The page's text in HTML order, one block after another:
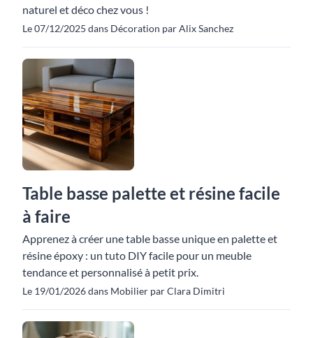
naturel et déco chez vous !
Le 07/12/2025 dans Décoration par Alix Sanchez
Table basse palette et résine facile
à faire
Apprenez à créer une table basse unique en palette et
résine époxy : un tuto DIY facile pour un meuble
tendance et personnalisé à petit prix.
Le 19/01/2026 dans Mobilier par Clara Dimitri